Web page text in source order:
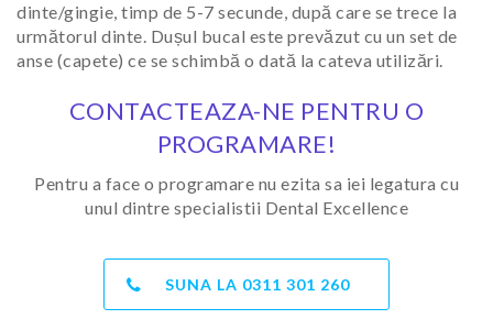
dinte/gingie, timp de 5-7 secunde, după care se trece la
următorul dinte. Dușul bucal este prevăzut cu un set de
anse (capete) ce se schimbă o dată la cateva utilizări.
CONTACTEAZA-NE PENTRU O
PROGRAMARE!
Pentru a face o programare nu ezita sa iei legatura cu
unul dintre specialistii Dental Excellence
SUNA LA 0311 301 260